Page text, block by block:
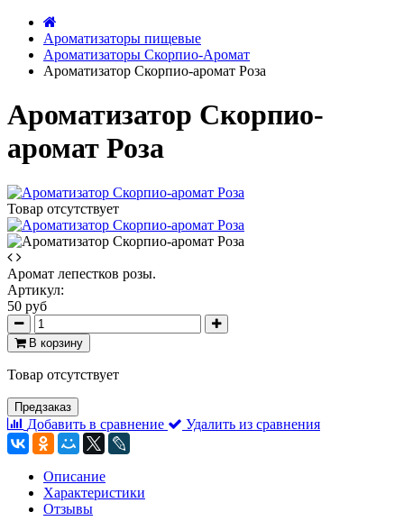
Ароматизаторы пищевые
Ароматизаторы Скорпио-Аромат
Ароматизатор Скорпио-аромат Роза
Ароматизатор Скорпио-
аромат Роза
Товар отсутствует
Аромат лепестков розы.
Артикул:
50 руб
В корзину
Товар отсутствует
Предзаказ
Добавить в сравнение Удалить из сравнения
Описание
Характеристики
Отзывы